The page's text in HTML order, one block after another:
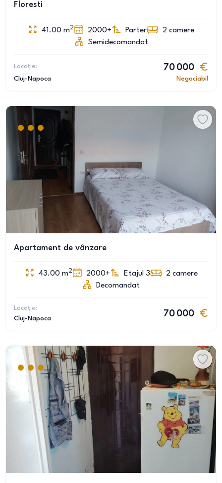
Floresti
41.00 m2 2000+ Parter 2 camere
Semidecomandat
Locație:
Cluj-Napoca
70 000
Negociabil
Apartament de vânzare
43.00 m2 2000+ Etajul 3 2 camere
Decomandat
Locație:
Cluj-Napoca
70 000